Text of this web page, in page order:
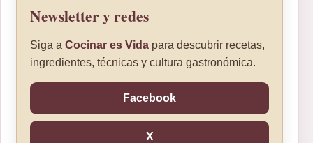
Newsletter y redes
Siga a Cocinar es Vida para descubrir recetas,
ingredientes, técnicas y cultura gastronómica.
Facebook
X